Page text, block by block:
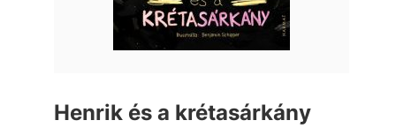
Henrik és a krétasárkány